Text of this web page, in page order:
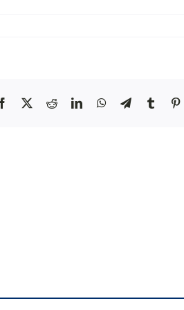
Facebook RedditLinkedInWhatsApp
TelegramTumblr